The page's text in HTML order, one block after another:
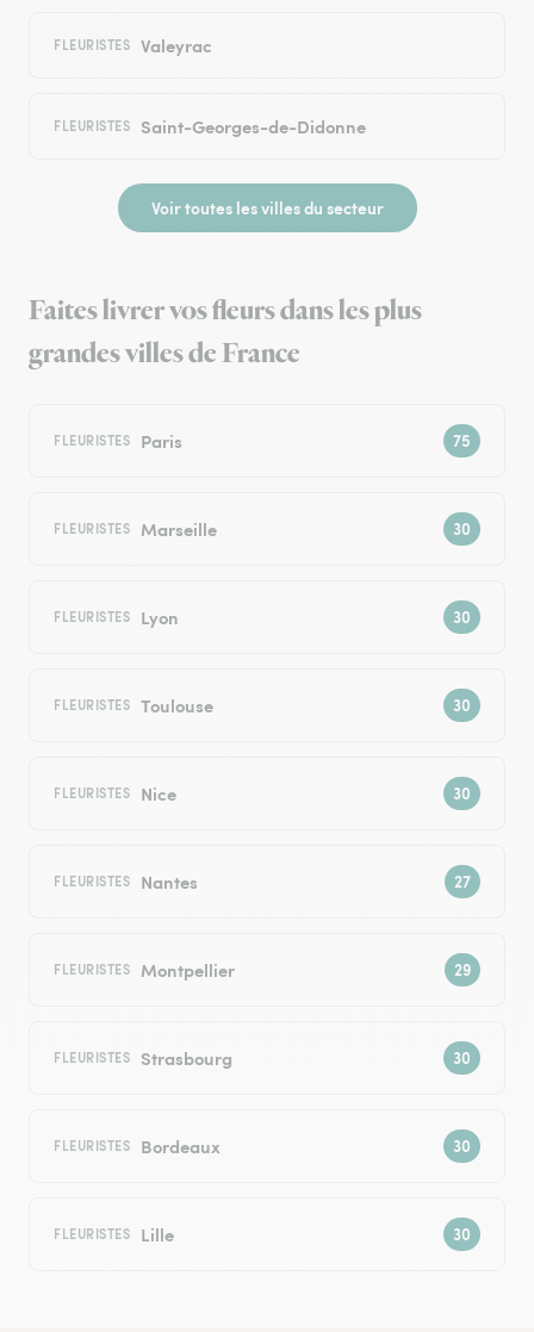
FLEURISTES Valeyrac
FLEURISTES Saint-Georges-de-Didonne
Voir toutes les villes du secteur
Faites livrer vos fleurs dans les plus
grandes villes de France
FLEURISTES Paris
FLEURISTES Marseille
FLEURISTES Lyon
FLEURISTES Toulouse
FLEURISTES Nice
FLEURISTES Nantes
FLEURISTES Montpellier
FLEURISTES Strasbourg
FLEURISTES Bordeaux
FLEURISTES Lille